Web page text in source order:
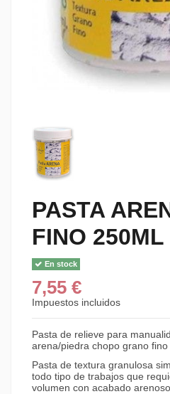
PASTA
FINO 250ML
En stock
7,55 €
Impuestos incluidos
Pasta de relieve para
arena/piedra chopo grano fino
Pasta de textura granulosa
todo tipo de trabajos que
volumen con acabado